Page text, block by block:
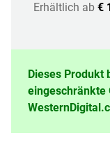
Erhältlich ab €
Dieses Produkt
eingeschränkte